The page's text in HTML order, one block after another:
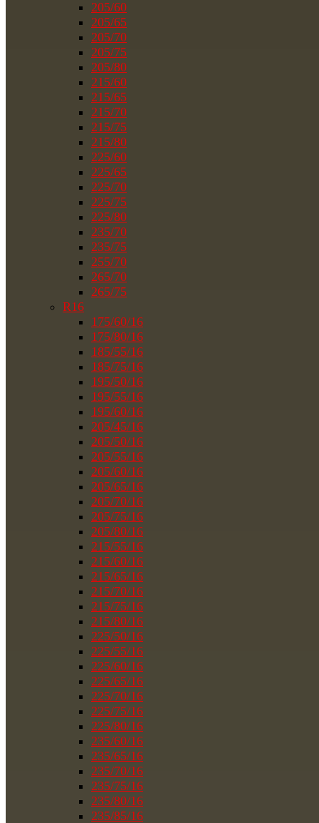
205/60
205/65
205/70
205/75
205/80
215/60
215/65
215/70
215/75
215/80
225/60
225/65
225/70
225/75
225/80
235/70
235/75
255/70
265/70
265/75
R16
175/60/16
175/80/16
185/55/16
185/75/16
195/50/16
195/55/16
195/60/16
205/45/16
205/50/16
205/55/16
205/60/16
205/65/16
205/70/16
205/75/16
205/80/16
215/55/16
215/60/16
215/65/16
215/70/16
215/75/16
215/80/16
225/50/16
225/55/16
225/60/16
225/65/16
225/70/16
225/75/16
225/80/16
235/60/16
235/65/16
235/70/16
235/75/16
235/80/16
235/85/16